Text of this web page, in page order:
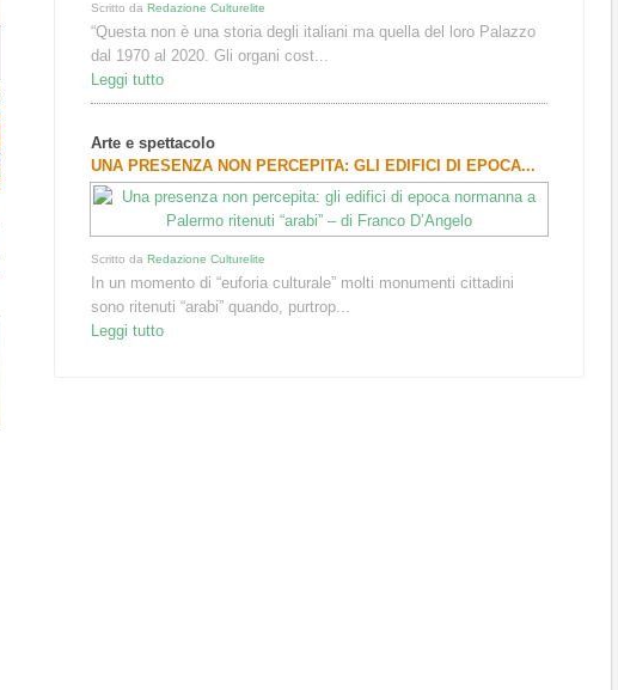
Scritto daRedazione Culturelite
“Questa non è una storia degli italiani ma quella del loro Palazzo
dal 1970 al 2020. Gli organi cost...
Leggi tutto
Arte e spettacolo
UNA PRESENZA NON PERCEPITA: GLI EDIFICI DI EPOCA...
Scritto daRedazione Culturelite
In un momento di “euforia culturale” molti monumenti cittadini
sono ritenuti “arabi” quando, purtrop...
Leggi tutto